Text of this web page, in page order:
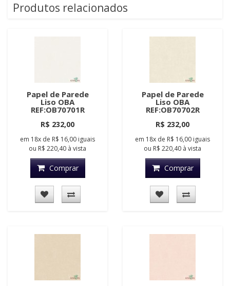
Produtos relacionados
Papel de Parede
Liso OBA
REF:OB70701R
R$ 232,00
em 18x de R$ 16,00 iguais
ou R$ 220,40 à vista
Comprar
Papel de Parede
Liso OBA
REF:OB70702R
R$ 232,00
em 18x de R$ 16,00 iguais
ou R$ 220,40 à vista
Comprar